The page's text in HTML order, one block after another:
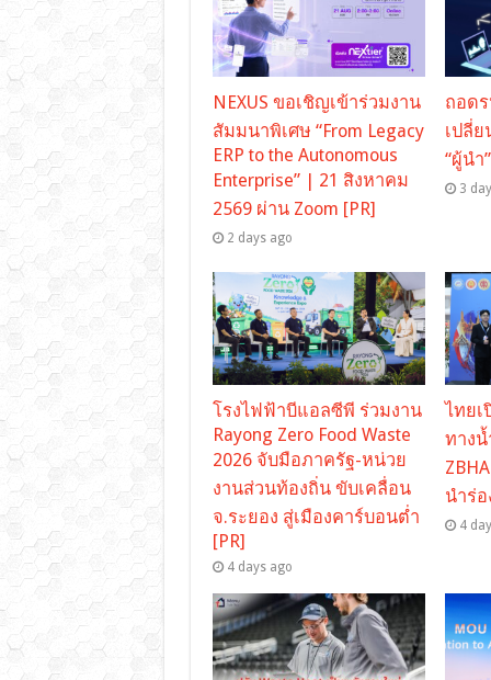
NEXUS ขอเชิญเข้าร่วมงาน
สัมมนาพิเศษ “From Legacy
ERP to the Autonomous
Enterprise” | 21 สิงหาคม
2569 ผ่าน Zoom [PR]
2 days ago
ถอด
เปลี่ย
“ผู้นำ
3
โรงไฟฟ้าบีแอลซีพี ร่วมงาน
Rayong Zero Food Waste
2026 จับมือภาครัฐ-หน่วย
งานส่วนท้องถิ่น ขับเคลื่อน
จ.ระยอง สู่เมืองคาร์บอนต่ำ
[PR]
4 days ago
ไทย
ทาง
นำร่อ
4